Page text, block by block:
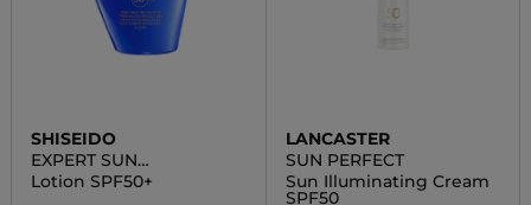
SHISEIDO
EXPERT SUN
PROTECTOR
Lotion SPF50+
LANCASTER
SUN PERFECT
Sun Illuminating Cream
SPF50